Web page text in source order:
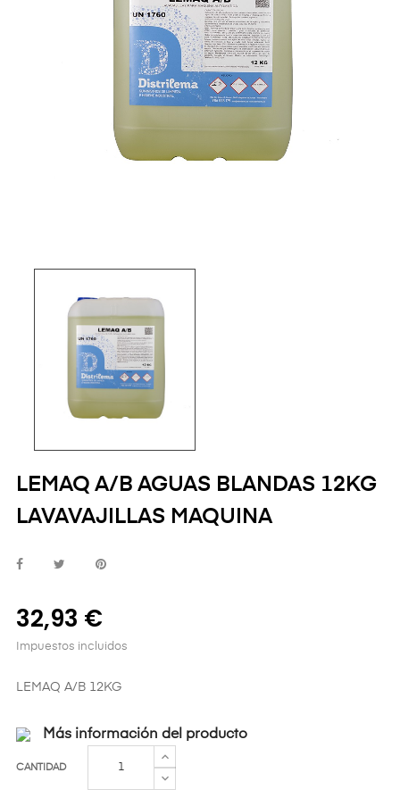
LEMAQ A/B AGUAS BLANDAS 12KG
LAVAVAJILLAS MAQUINA
32,93 €
Impuestos incluidos
LEMAQ A/B 12KG
Más información del producto
CANTIDAD